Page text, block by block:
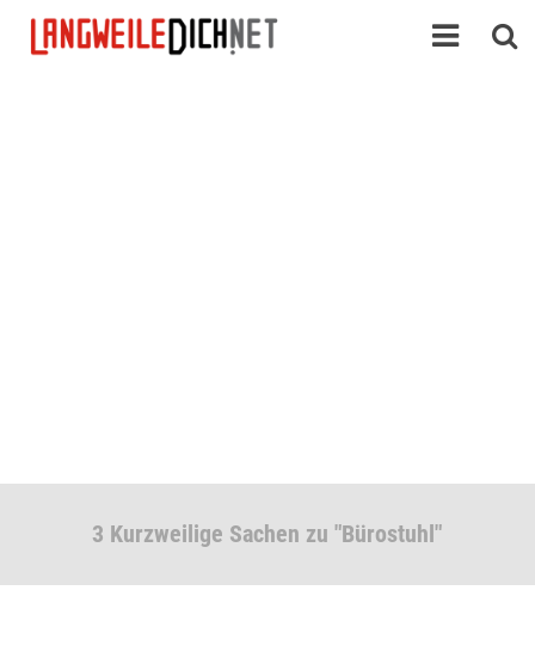
3 Kurzweilige Sachen zu "Bürostuhl"